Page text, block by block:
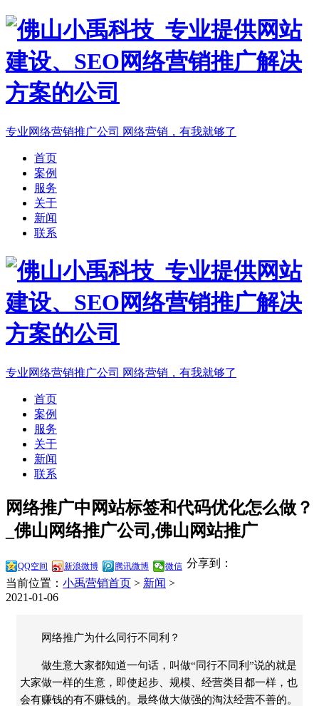
专业网络营销推广公司 网络营销，有我就够了
首页
案例
服务
关于
新闻
联系
专业网络营销推广公司 网络营销，有我就够了
首页
案例
服务
关于
新闻
联系
网络推广中网站标签和代码优化怎么做？
_佛山网络推广公司,佛山网站推广
分享到：
QQ空间 新浪微博 腾讯微博 微信
当前位置： 小禹营销首页 > 新闻 >
2021-01-06
网络推广为什么同行不同利？
做生意大家都知道一句话，叫做“同行不同利”说的就是
大家做一样的生意，即使起步、规模、经营类目都一样，也
会有赚钱的有不赚钱的。最终做大做强的淘汰经营不善的。